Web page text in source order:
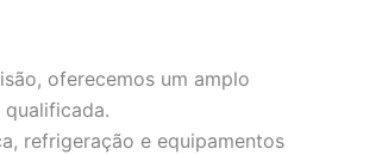
oferecemos um amplo
refrigeração e equipamentos